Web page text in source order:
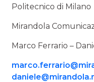
Politecnico di Milano
Mirandola
Marco Ferrario –